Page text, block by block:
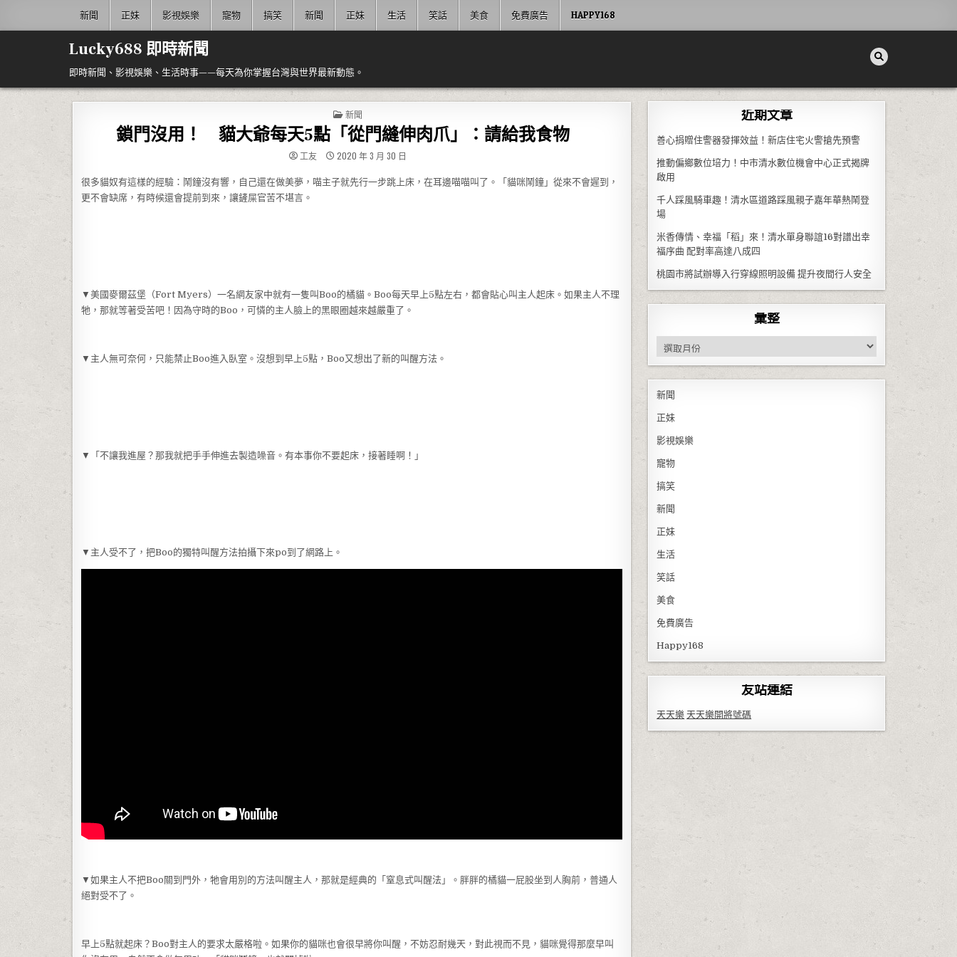
新聞 正妹 影視娛樂 寵物 搞笑 新聞 正妹 生活 笑話 美食 免費廣告 HAPPY168
Lucky688 即時新聞
即時新聞、影視娛樂、生活時事——每天為你掌握台灣與世界最新動態。
POSTED IN
新聞
鎖門沒用！ 貓大爺每天5點「從門縫伸肉爪」：請給我食物
工友 2020 年 3 月 30 日
很多貓奴有這樣的經驗：鬧鐘沒有響，自己還在做美夢，喵主子就先行一步跳上床，在耳邊喵喵叫了。「貓咪鬧鐘」從來不會遲到，
更不會缺席，有時候還會提前到來，讓鏟屎官苦不堪言。
▼美國麥爾茲堡（Fort Myers）一名網友家中就有一隻叫Boo的橘貓。Boo每天早上5點左右，都會貼心叫主人起床。如果主人不理
牠，那就等著受苦吧！因為守時的Boo，可憐的主人臉上的黑眼圈越來越嚴重了。
▼主人無可奈何，只能禁止Boo進入臥室。沒想到早上5點，Boo又想出了新的叫醒方法。
▼「不讓我進屋？那我就把手手伸進去製造噪音。有本事你不要起床，接著睡啊！」
▼主人受不了，把Boo的獨特叫醒方法拍攝下來po到了網路上。
▼如果主人不把Boo關到門外，牠會用別的方法叫醒主人，那就是經典的「窒息式叫醒法」。胖胖的橘貓一屁股坐到人胸前，普通人
絕對受不了。
早上5點就起床？Boo對主人的要求太嚴格啦。如果你的貓咪也會很早將你叫醒，不妨忍耐幾天，對此視而不見，貓咪覺得那麼早叫
近期文章
善心捐贈住警器發揮效益！新店住宅火警搶先預警
推動偏鄉數位培力！中市清水數位機會中心正式揭牌
啟用
千人踩風騎車趣！清水區道路踩風親子嘉年華熱鬧登
場
米香傳情、幸福「稻」來！清水單身聯誼16對譜出幸
福序曲 配對率高達八成四
桃園市將試辦導入行穿線照明設備 提升夜間行人安全
彙整
彙整
新聞
正妹
影視娛樂
寵物
搞笑
新聞
正妹
生活
笑話
美食
免費廣告
Happy168
友站連結
天天樂 天天樂開將號碼